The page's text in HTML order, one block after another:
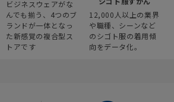
ビジネスウェアがな
んでも揃う、4つのブ
ランドが一体となっ
た新感覚の複合型ス
トアです
12,000人以上の業界
や職種、シーンなど
のシゴト服の着用傾
向をデータ化。